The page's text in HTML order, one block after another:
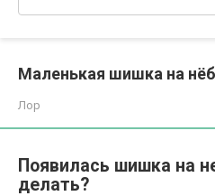
Маленькая шишка на
Лор
Появилась шишка на
делать?